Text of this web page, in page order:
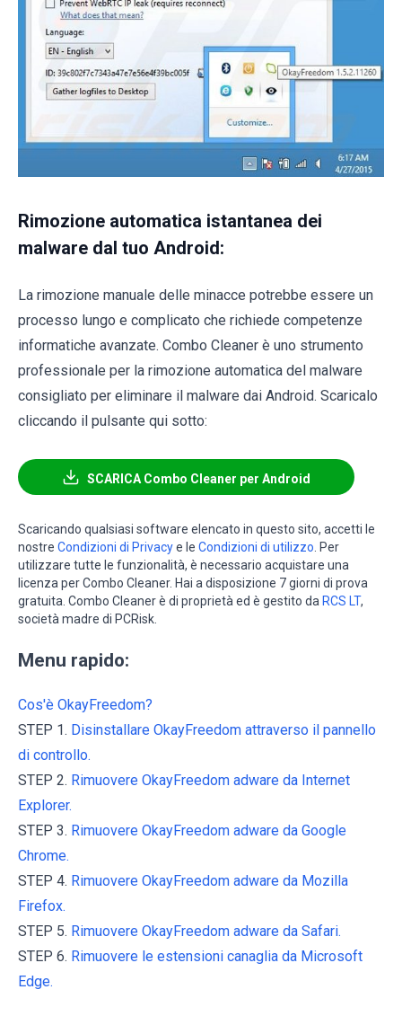
Rimozione automatica istantanea dei
malware dal tuo Android:
La rimozione manuale delle minacce potrebbe essere un
processo lungo e complicato che richiede competenze
informatiche avanzate. Combo Cleaner è uno strumento
professionale per la rimozione automatica del malware
consigliato per eliminare il malware dai Android. Scaricalo
cliccando il pulsante qui sotto:
SCARICA Combo Cleaner per Android
Scaricando qualsiasi software elencato in questo sito, accetti le
nostre Condizioni di Privacye le Condizioni di utilizzo. Per
utilizzare tutte le funzionalità, è necessario acquistare una
licenza per Combo Cleaner. Hai a disposizione 7 giorni di prova
gratuita. Combo Cleaner è di proprietà ed è gestito da RCS LT,
società madre di PCRisk.
Menu rapido:
Cos'è OkayFreedom?
STEP 1. Disinstallare OkayFreedom attraverso il pannello
di controllo.
STEP 2. Rimuovere OkayFreedom adware da Internet
Explorer.
STEP 3. Rimuovere OkayFreedom adware da Google
Chrome.
STEP 4. Rimuovere OkayFreedom adware da Mozilla
Firefox.
STEP 5. Rimuovere OkayFreedom adware da Safari.
STEP 6. Rimuovere le estensioni canaglia da Microsoft
Edge.